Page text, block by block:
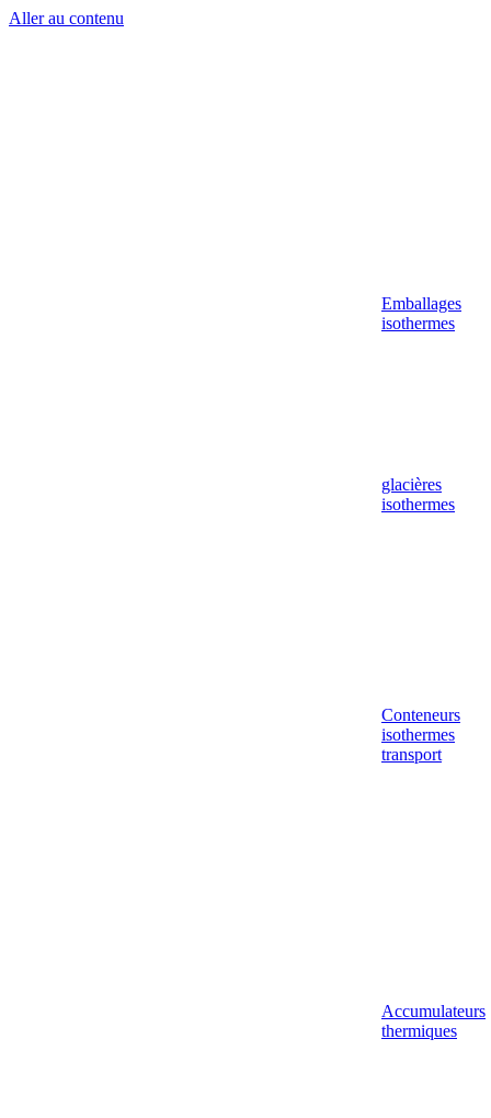
Aller au contenu
Emballages
isothermes
glacières
isothermes
Conteneurs
isothermes
transport
Accumulateurs
thermiques